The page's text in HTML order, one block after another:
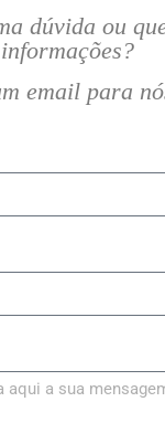
dúvida ou
informações?
email para